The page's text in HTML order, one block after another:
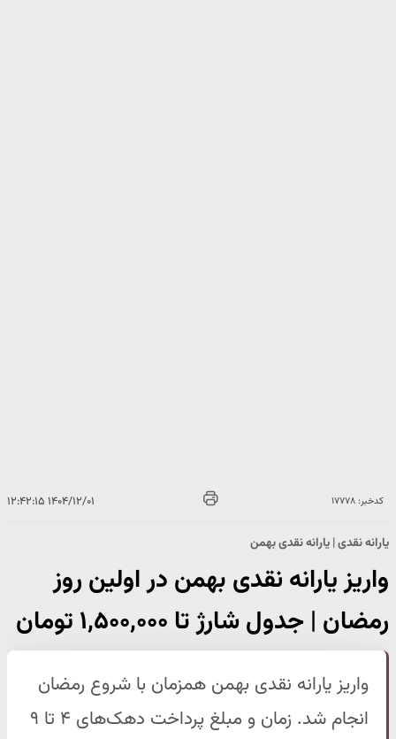
کدخبر: ۱۷۷۷۸ ۱۴۰۴/۱۲/۰۱ ۱۲:۴۲:۱۵
یارانه نقدی | یارانه نقدی بهمن
واریز یارانه نقدی بهمن در اولین روز
رمضان | جدول شارژ تا ۱,۵۰۰,۰۰۰ تومان
واریز یارانه نقدی بهمن همزمان با شروع رمضان
انجام شد. زمان و مبلغ پرداخت دهک‌های ۴ تا ۹